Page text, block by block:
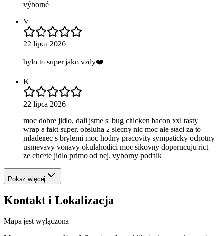
výborné
V
22 lipca 2026
bylo to super jako vzdy❤️
K
22 lipca 2026
moc dobre jidlo, dali jsme si bug chicken bacon xxl tasty
wrap a fakt super, obsluha 2 slecny nic moc ale staci za to
mladenec s brylemi moc hodny pracovity sympaticky ochotny
usmevavy vonavy okulahodici moc sikovny doporucuju rict
ze chcete jidlo primo od nej. vyborny podnik
Pokaż więcej
Kontakt i Lokalizacja
Mapa jest wyłączona